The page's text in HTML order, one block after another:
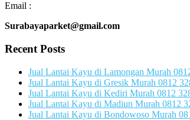
Email :
Surabayaparket@gmail.com
Recent Posts
Jual Lantai Kayu di Lamongan Murah
Jual Lantai Kayu di Gresik Murah 0812
Jual Lantai Kayu di Kediri Murah 0812
Jual Lantai Kayu di Madiun Murah 0812
Jual Lantai Kayu di Bondowoso Murah